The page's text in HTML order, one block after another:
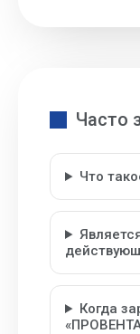
Часто
Что
Когда